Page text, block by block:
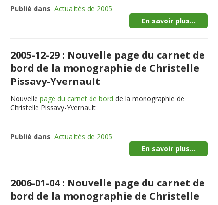
Publié dans Actualités de 2005
En savoir plus...
2005-12-29 : Nouvelle page du carnet de
bord de la monographie de Christelle
Pissavy-Yvernault
Nouvellepage du carnet de bord de la monographie de
Christelle Pissavy-Yvernault
Publié dans Actualités de 2005
En savoir plus...
2006-01-04 : Nouvelle page du carnet de
bord de la monographie de Christelle